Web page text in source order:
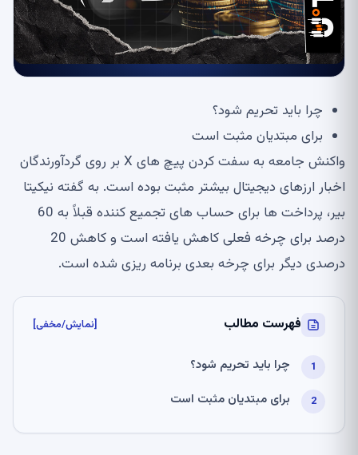
چرا باید تحریم شود؟
برای مبتدیان مثبت است
واکنش جامعه به سفت کردن پیچ های X بر روی گردآورندگان
اخبار ارزهای دیجیتال بیشتر مثبت بوده است. به گفته نیکیتا
بیر، پرداخت ها برای حساب های تجمیع کننده قبلاً به 60
درصد برای چرخه فعلی کاهش یافته است و کاهش 20
درصدی دیگر برای چرخه بعدی برنامه ریزی شده است.
فهرست مطالب [نمایش/مخفی]
چرا باید تحریم شود؟
برای مبتدیان مثبت است